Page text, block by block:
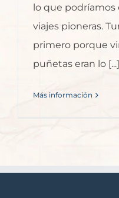
lo que podríamos
viajes pioneras.
primero porque
puñetas eran lo [...]
Más información